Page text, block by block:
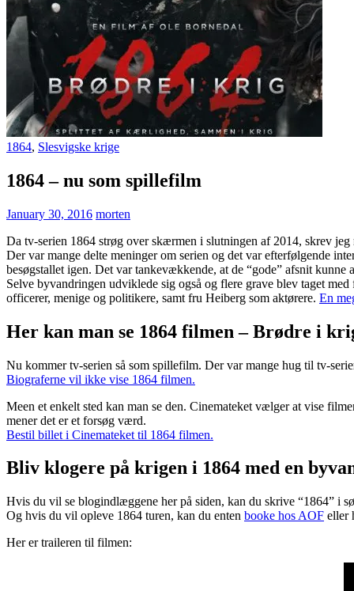
1864, Slesvigske krige
1864 – nu som spillefilm
January 30, 2016 morten
Da tv-serien 1864 strøg over skærmen i slutningen af 2014, skrev
Der var mange delte meninger om serien og det var efterfølgende
besøgstallet igen. Det var tankevækkende, at de “gode” afsnit kunne
Selve byvandringen udviklede sig også og flere grave blev taget
officerer, menige og politikere, samt fru Heiberg som aktørere. En
Her kan man se 1864 filmen – Brødre i
Nu kommer tv-serien så som spillefilm. Der var mange hug til tv-
Biograferne vil ikke vise 1864 filmen.
Meen et enkelt sted kan man se den. Cinemateket vælger at vise
mener det er et forsøg værd.
Bestil billet i Cinemateket til 1864 filmen.
Bliv klogere på krigen i 1864 med en
Hvis du vil se blogindlæggene her på siden, kan du skrive “1864” i
Og hvis du vil opleve 1864 turen, kan du enten booke hos AOF eller
Her er traileren til filmen: